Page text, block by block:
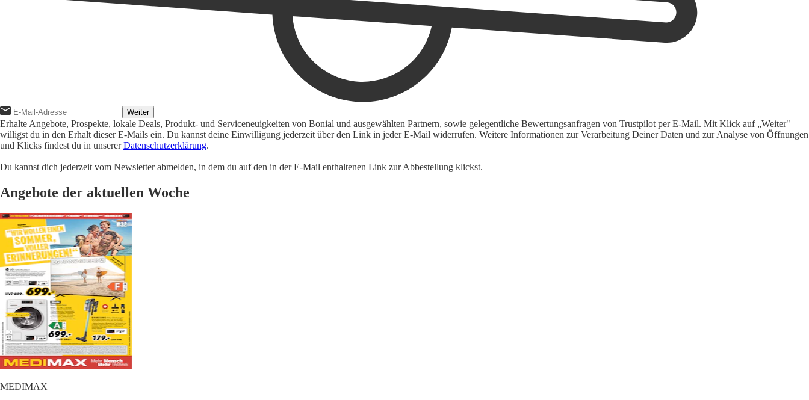
Weiter
Erhalte Angebote, Prospekte, lokale Deals, Produkt- und Serviceneuigkeiten von Bonial und ausgewählten Partnern, sowie gelegentliche Bewertungsanfragen von Trustpilot per E-Mail. Mit Klick auf „Weiter"
willigst du in den Erhalt dieser E-Mails ein. Du kannst deine Einwilligung jederzeit über den Link in jeder E-Mail widerrufen. Weitere Informationen zur Verarbeitung Deiner Daten und zur Analyse von Öffnungen
und Klicks findest du in unsererDatenschutzerklärung.
Du kannst dich jederzeit vom Newsletter abmelden, in dem du auf den in der E-Mail enthaltenen Link zur Abbestellung klickst.
Angebote der aktuellen Woche
MEDIMAX